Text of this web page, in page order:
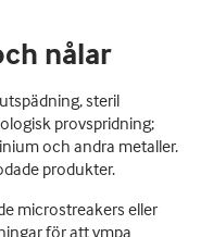
nålar
steril
provspridning;
och andra metaller.
produkter.
microstreakers eller
för att ympa